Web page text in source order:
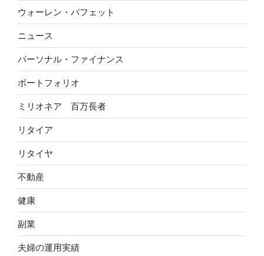
ウォーレン・バフェット
ニュース
パーソナル・ファイナンス
ポートフォリオ
ミリオネア 百万長者
リタイア
リタイヤ
不動産
健康
副業
夫婦の運用実績